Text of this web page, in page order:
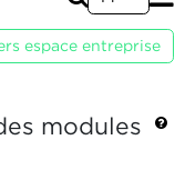
espace entreprise
modules